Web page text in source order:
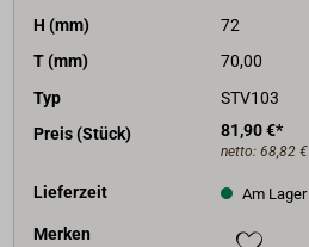
H (mm)
72
T (mm)
70,00
Typ
STV103
Preis (Stück)
81,90 €*
netto: 68,82 €
Lieferzeit Am Lager
Merken